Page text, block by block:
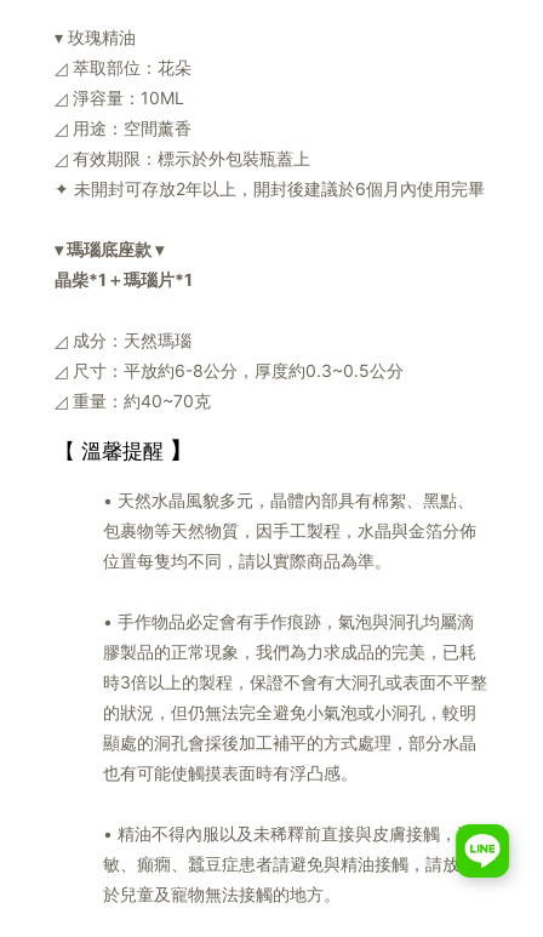
▾ 玫瑰精油
◿ 萃取部位：花朵
◿ 淨容量：10ML
◿ 用途：空間薰香
◿ 有效期限：標示於外包裝瓶蓋上
✦ 未開封可存放2年以上，開封後建議於6個月內使用完畢
▾ 瑪瑙底座款 ▾
晶柴*1＋瑪瑙片*1
◿ 成分：天然瑪瑙
◿ 尺寸：平放約6-8公分，厚度約0.3~0.5公分
◿ 重量：約40~70克
【 溫馨提醒 】
• 天然水晶風貌多元，晶體內部具有棉絮、黑點、
包裹物等天然物質，因手工製程，水晶與金箔分佈
位置每隻均不同，請以實際商品為準。
• 手作物品必定會有手作痕跡，氣泡與洞孔均屬滴
膠製品的正常現象，我們為力求成品的完美，已耗
時3倍以上的製程，保證不會有大洞孔或表面不平整
的狀況，但仍無法完全避免小氣泡或小洞孔，較明
顯處的洞孔會採後加工補平的方式處理，部分水晶
也有可能使觸摸表面時有浮凸感。
• 精油不得內服以及未稀釋前直接與皮膚接觸，過
敏、癲癇、蠶豆症患者請避免與精油接觸，請放置
於兒童及寵物無法接觸的地方。